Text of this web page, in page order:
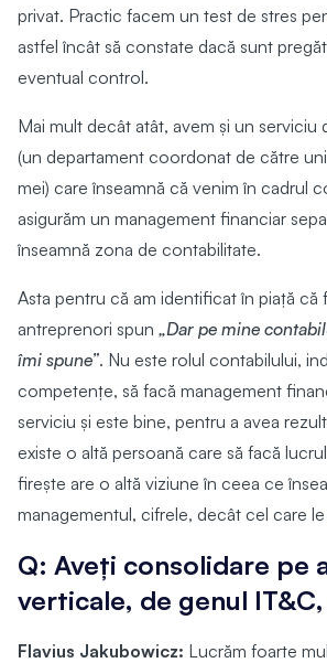
privat. Practic facem un test de stres
astfel încât să constate dacă sunt
eventual control.
Mai mult decât atât, avem și un serviciu
(un departament coordonat de către
mei) care înseamnă că venim în cadrul
asigurăm un management financiar
înseamnă zona de contabilitate.
Asta pentru că am identificat în piață că
antreprenori spun „Dar pe mine
îmi spune”. Nu este rolul contabilului,
competențe, să facă management
serviciu și este bine, pentru a avea
existe o altă persoană care să facă
firește are o altă viziune în ceea ce
managementul, cifrele, decât cel care le
Q: Aveți consolidare pe
verticale, de genul
Flavius Jakubowicz: Lucrăm foarte